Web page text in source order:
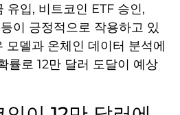
유입, 비트코인 ETF 승인,
이 긍정적으로 작용하고 있
모델과 온체인 데이터 분석에
률로 12만 달러 도달이 예상